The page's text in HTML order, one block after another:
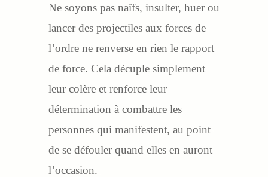
Ne soyons pas naïfs, insulter, huer ou
lancer des projectiles aux forces de
l’ordre ne renverse en rien le rapport
de force. Cela décuple simplement
leur colère et renforce leur
détermination à combattre les
personnes qui manifestent, au point
de se défouler quand elles en auront
l’occasion.